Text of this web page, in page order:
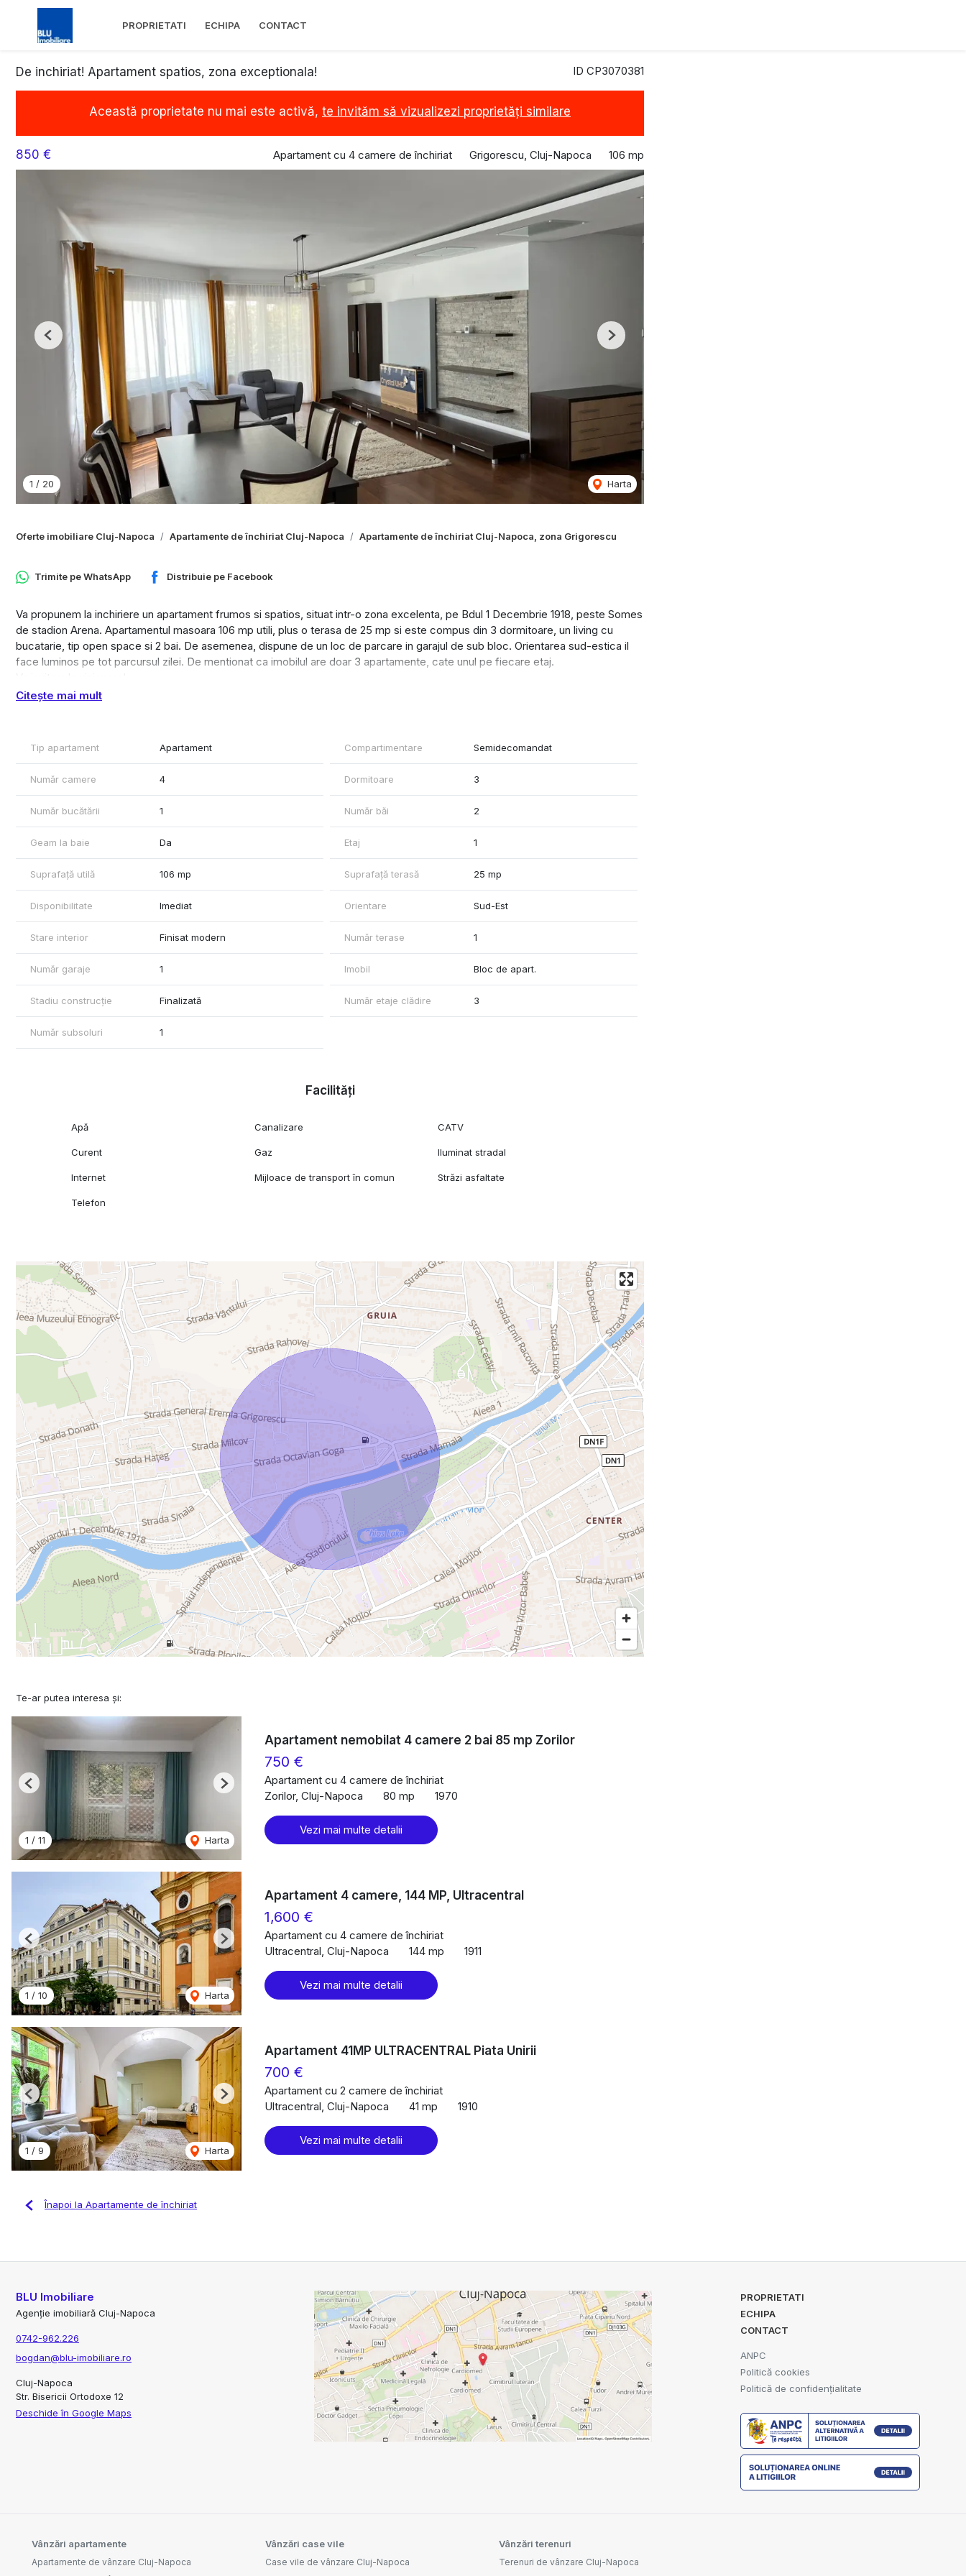
PROPRIETATI ECHIPA CONTACT
ID CP3070381
De inchiriat! Apartament spatios, zona exceptionala!
Această proprietate nu mai este activă, te invităm să vizualizezi proprietăți similare
850 € Apartament cu 4 camere de închiriat Grigorescu, Cluj-Napoca 106 mp
1 / 20 Harta
Previous Next
Oferte imobiliare Cluj-Napoca Apartamente de închiriat Cluj-Napoca Apartamente de închiriat Cluj-Napoca, zona Grigorescu
Trimite peWhatsApp Distribuie pe Facebook
Va propunem la inchiriere un apartament frumos si spatios, situat intr-o zona excelenta, pe Bdul 1 Decembrie 1918, peste Somes
de stadion Arena. Apartamentul masoara 106 mp utili, plus o terasa de 25 mp si este compus din 3 dormitoare, un living cu
bucatarie, tip open space si 2 bai. De asemenea, dispune de un loc de parcare in garajul de sub bloc. Orientarea sud-estica il
face luminos pe tot parcursul zilei. De mentionat ca imobilul are doar 3 apartamente, cate unul pe fiecare etaj.
Citește mai mult
Tip apartament Apartament Compartimentare Semidecomandat
Număr camere 4 Dormitoare 3
Număr bucătării 1 Număr băi 2
Geam la baie Da Etaj 1
Suprafață utilă 106 mp Suprafață terasă 25 mp
Disponibilitate Imediat Orientare Sud-Est
Stare interior Finisat modern Număr terase 1
Număr garaje 1 Imobil Bloc de apart.
Stadiu construcție Finalizată Număr etaje clădire 3
Număr subsoluri 1
Facilități
Apă Canalizare CATV
Curent Gaz Iluminat stradal
Internet Mijloace de transport în comun Străzi asfaltate
Telefon
Te-ar putea interesa și:
1 / 11 Harta
Previous Next
Apartament nemobilat 4 camere 2 bai 85 mp Zorilor
750 €
Apartament cu 4 camere de închiriat
Zorilor, Cluj-Napoca
80 mp 1970
Vezi mai multe detalii
1 / 10 Harta
Previous Next
Apartament 4 camere, 144 MP, Ultracentral
1,600 €
Apartament cu 4 camere de închiriat
Ultracentral, Cluj-Napoca
144 mp 1911
Vezi mai multe detalii
1 / 9 Harta
Previous Next
Apartament 41MP ULTRACENTRAL Piata Unirii
700 €
Apartament cu 2 camere de închiriat
Ultracentral, Cluj-Napoca
41 mp 1910
Vezi mai multe detalii
Înapoi la Apartamente de închiriat
BLU Imobiliare
Agenție imobiliară Cluj-Napoca
0742-962.226
bogdan@blu-imobiliare.ro
Cluj-Napoca
Str. Bisericii Ortodoxe 12
Deschide în Google Maps
PROPRIETATI
ECHIPA
CONTACT
ANPC
Politică cookies
Politică de confidențialitate
Vânzări apartamente
Apartamente de vânzare Cluj-Napoca
Vânzări case vile
Case vile de vânzare Cluj-Napoca
Vânzări terenuri
Terenuri de vânzare Cluj-Napoca